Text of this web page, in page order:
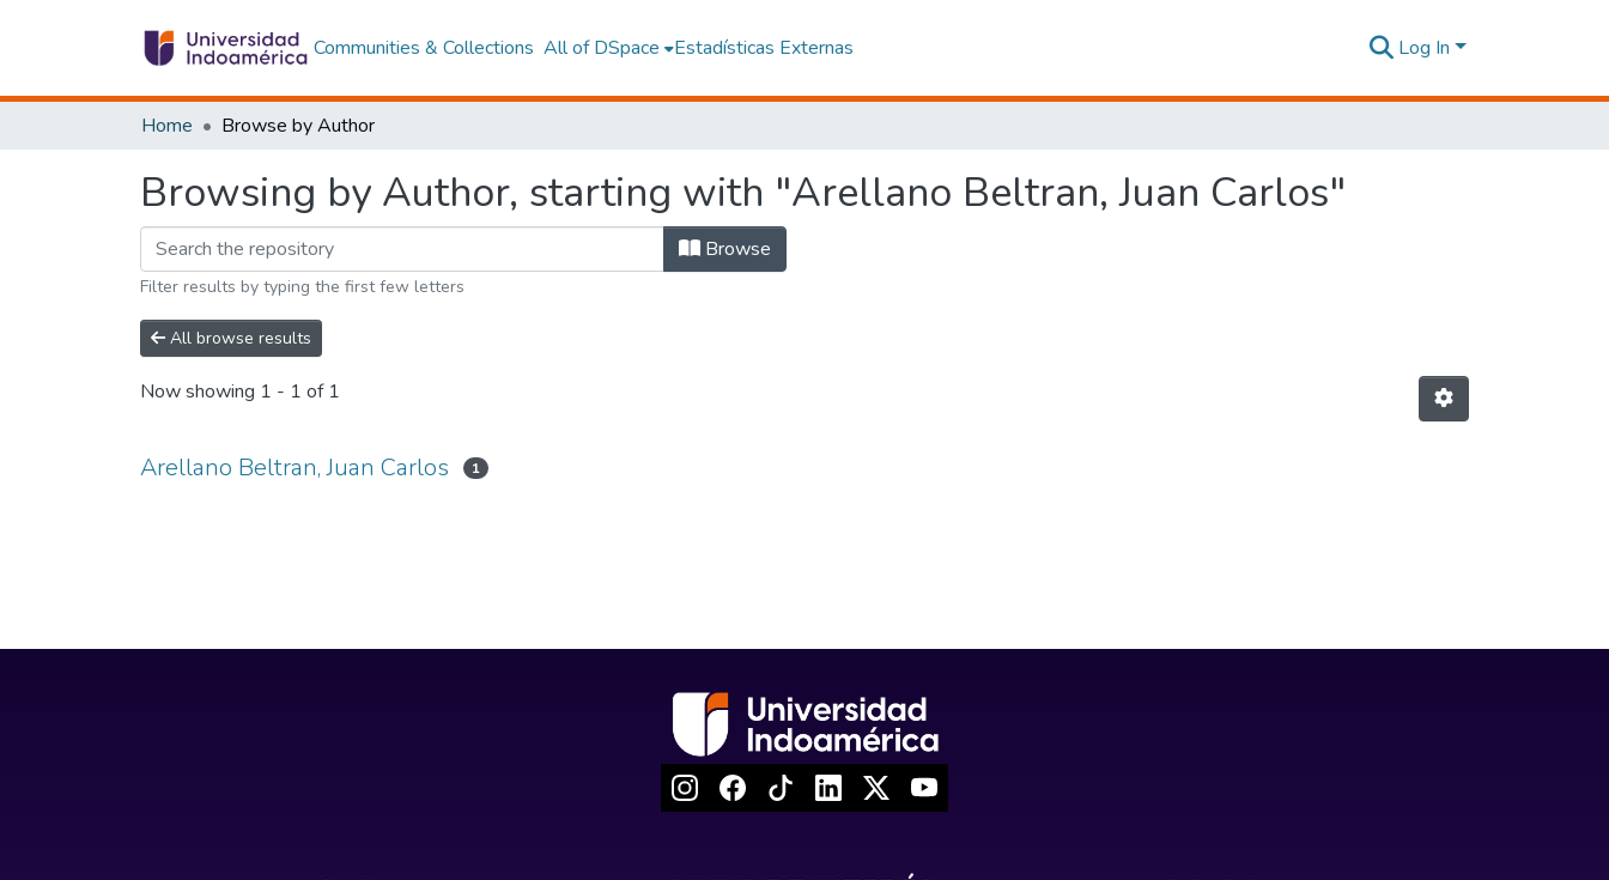
Communities & Collections All of DSpace Estadísticas Externas Log In
Home Browse by Author
Browsing by Author, starting with "Arellano Beltran, Juan Carlos"
Browse
Filter results by typing the first few letters
All browse results
Now showing 1 - 1 of 1
Arellano Beltran, Juan Carlos 1